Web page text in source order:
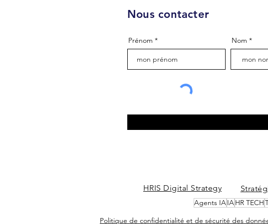
Nous contacter
Prénom Nom
HRIS Digital Strategy
Agents IAIAHR TECH
Politique de confidentialité et de sécurité des